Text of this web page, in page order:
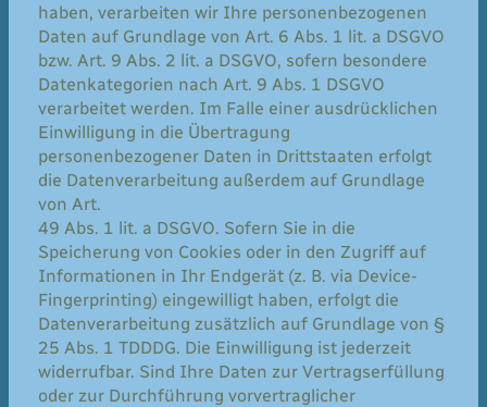
haben, verarbeiten wir Ihre personenbezogenen
Daten auf Grundlage von Art. 6 Abs. 1 lit. a DSGVO
bzw. Art. 9 Abs. 2 lit. a DSGVO, sofern besondere
Datenkategorien nach Art. 9 Abs. 1 DSGVO
verarbeitet werden. Im Falle einer ausdrücklichen
Einwilligung in die Übertragung
personenbezogener Daten in Drittstaaten erfolgt
die Datenverarbeitung außerdem auf Grundlage
von Art.
49 Abs. 1 lit. a DSGVO. Sofern Sie in die
Speicherung von Cookies oder in den Zugriff auf
Informationen in Ihr Endgerät (z. B. via Device-
Fingerprinting) eingewilligt haben, erfolgt die
Datenverarbeitung zusätzlich auf Grundlage von §
25 Abs. 1 TDDDG. Die Einwilligung ist jederzeit
widerrufbar. Sind Ihre Daten zur Vertragserfüllung
oder zur Durchführung vorvertraglicher